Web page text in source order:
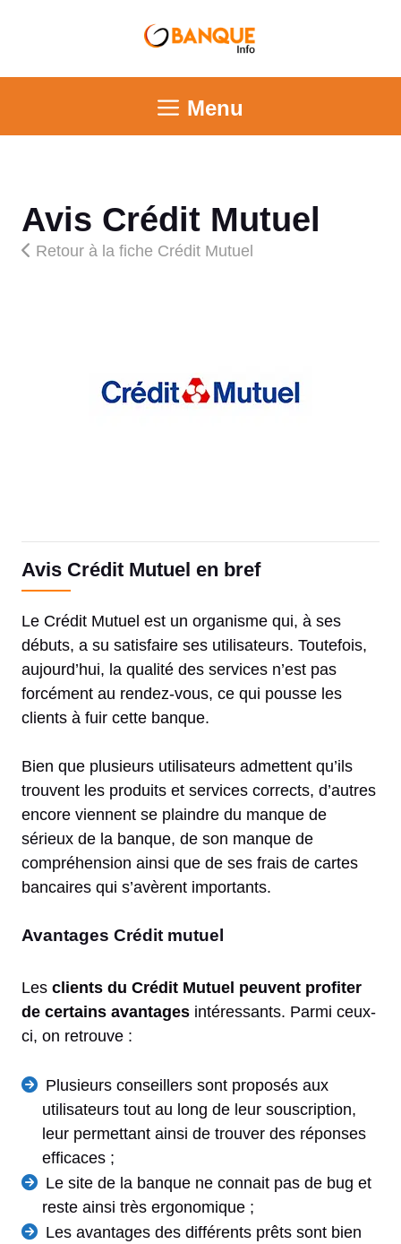
Menu
Avis Crédit Mutuel
Retour à la fiche Crédit Mutuel
Avis Crédit Mutuel en bref
Le Crédit Mutuel est un organisme qui, à ses
débuts, a su satisfaire ses utilisateurs. Toutefois,
aujourd’hui, la qualité des services n’est pas
forcément au rendez-vous, ce qui pousse les
clients à fuir cette banque.
Bien que plusieurs utilisateurs admettent qu’ils
trouvent les produits et services corrects, d’autres
encore viennent se plaindre du manque de
sérieux de la banque, de son manque de
compréhension ainsi que de ses frais de cartes
bancaires qui s’avèrent importants.
Avantages Crédit mutuel
Les clients du Crédit Mutuel peuvent profiter
de certains avantages intéressants. Parmi ceux-
ci, on retrouve :
Plusieurs conseillers sont proposés aux
utilisateurs tout au long de leur souscription,
leur permettant ainsi de trouver des réponses
efficaces ;
Le site de la banque ne connait pas de bug et
reste ainsi très ergonomique ;
Les avantages des différents prêts sont bien